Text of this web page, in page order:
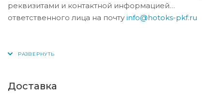
реквизитами и контактной информацией
ответственного лица на почту info@hotoks-pkf.ru
Доставка